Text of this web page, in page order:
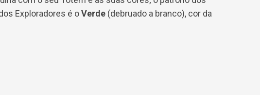
Exploradores é oVerde (debruado a branco), cor da